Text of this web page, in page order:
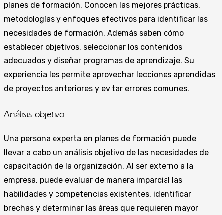
planes de formación. Conocen las mejores prácticas,
metodologías y enfoques efectivos para identificar las
necesidades de formación. Además saben cómo
establecer objetivos, seleccionar los contenidos
adecuados y diseñar programas de aprendizaje. Su
experiencia les permite aprovechar lecciones aprendidas
de proyectos anteriores y evitar errores comunes.
Análisis objetivo:
Una persona experta en planes de formación puede
llevar a cabo un análisis objetivo de las necesidades de
capacitación de la organización. Al ser externo a la
empresa, puede evaluar de manera imparcial las
habilidades y competencias existentes, identificar
brechas y determinar las áreas que requieren mayor